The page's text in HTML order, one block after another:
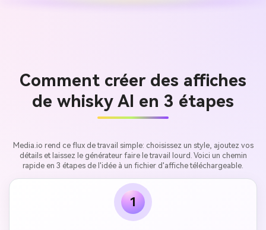
Comment créer des affiches
de whisky AI en 3 étapes
Media.io rend ce flux de travail simple: choisissez un style, ajoutez vos
détails et laissez le générateur faire le travail lourd. Voici un chemin
rapide en 3 étapes de l'idée à un fichier d'affiche téléchargeable.
1